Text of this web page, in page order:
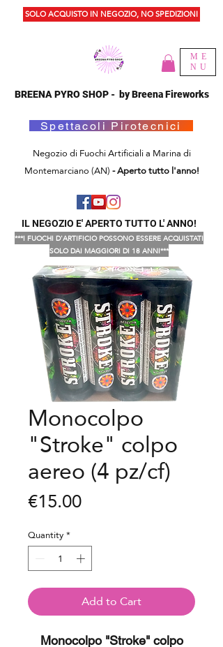
ME
NU
BREENA PYRO SHOP - by Breena Fireworks
Spettacoli Pirotecnici
Negozio di Fuochi Artificiali a Marina di
Montemarciano (AN)- Aperto tutto l'anno!
IL NEGOZIO E' APERTO TUTTO L' ANNO!
SOLO ACQUISTO IN NEGOZIO, NO SPEDIZIONI
***I FUOCHI D'ARTIFICIO POSSONO ESSERE ACQUISTATI
SOLO DAI MAGGIORI DI 18 ANNI***
Monocolpo
"Stroke" colpo
aereo (4 pz/cf)
€15.00Price
Quantity*
Add to Cart
Monocolpo "Stroke" colpo